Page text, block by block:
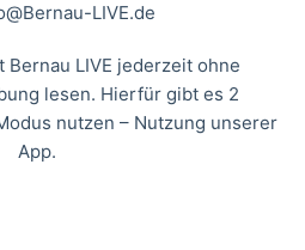
LIVE.de
Bernau LIVE jederzeit ohne
lesen. Hierfür gibt es 2
nutzen – Nutzung unserer
App.